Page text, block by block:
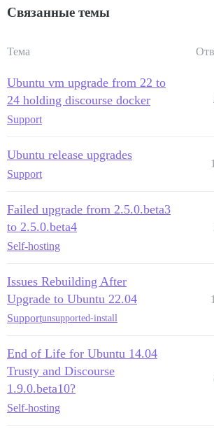
Связанные темы
Тема
Ubuntu vm upgrade from 22 to
24 holding discourse docker
Support
Ubuntu release upgrades
Support
Failed upgrade from 2.5.0.beta3
to 2.5.0.beta4
Self-hosting
Issues Rebuilding After
Upgrade to Ubuntu 22.04
Supportunsupported-install
End of Life for Ubuntu 14.04
Trusty and Discourse
1.9.0.beta10?
Self-hosting